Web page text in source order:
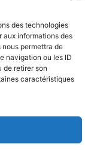
des technologies
informations des
permettra de
navigation ou les ID
de retirer son
caractéristiques